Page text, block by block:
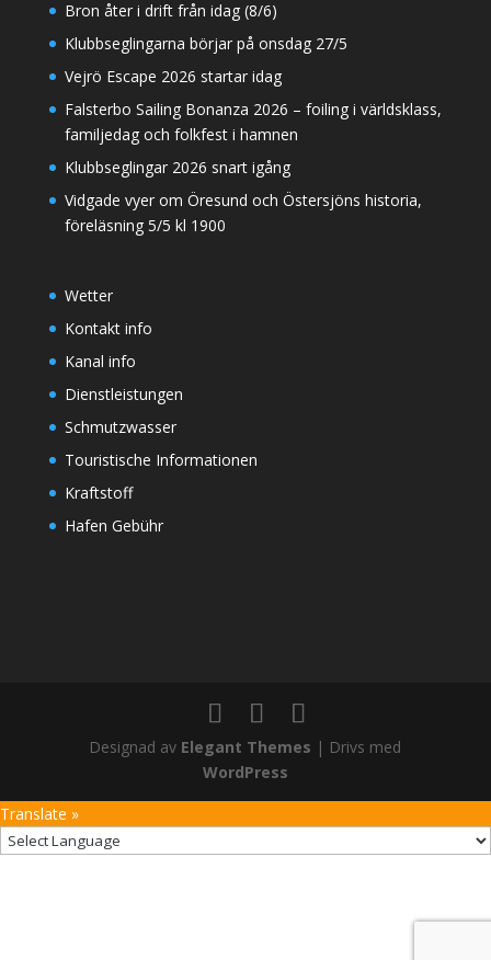
Bron åter i drift från idag (8/6)
Klubbseglingarna börjar på onsdag 27/5
Vejrö Escape 2026 startar idag
Falsterbo Sailing Bonanza 2026 – foiling i världsklass,
familjedag och folkfest i hamnen
Klubbseglingar 2026 snart igång
Vidgade vyer om Öresund och Östersjöns historia,
föreläsning 5/5 kl 1900
Wetter
Kontakt info
Kanal info
Dienstleistungen
Schmutzwasser
Touristische Informationen
Kraftstoff
Hafen Gebühr
Designad av Elegant Themes | Drivs med
WordPress
Translate »